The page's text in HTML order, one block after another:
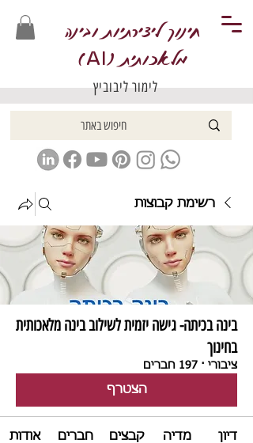
חינוך ליצירתיות ובינה
מלאכותית (AI
)
לימור ליבוביץ
רשימת קבוצות
בינה בכיתה- גישה יזמית לשילוב בינה מלאכותית
בחינוך
ציבורי · 197 חברים
הצטרף
דיון מדיה קבצים חברים אודות